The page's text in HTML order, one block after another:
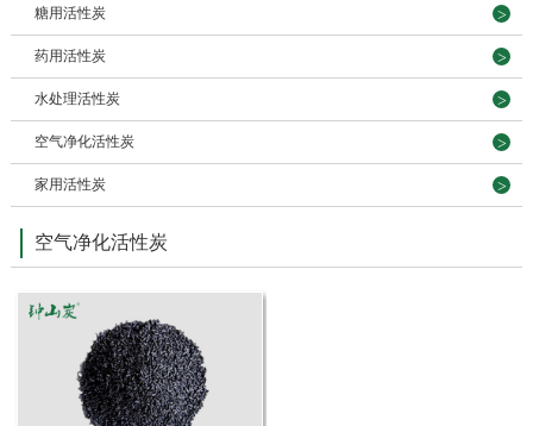
糖用活性炭
药用活性炭
水处理活性炭
空气净化活性炭
家用活性炭
空气净化活性炭